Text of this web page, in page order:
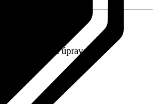
S práškovou úpravou